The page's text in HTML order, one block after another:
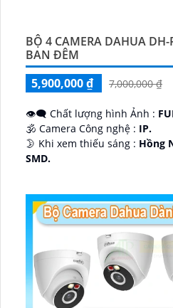
BỘ 4 CAMERA DAHUA
BAN ĐÊM
5,900,000 ₫
7,000,000 ₫
👁️‍🗨 Chất lượng hình Ảnh :
🕉️ Camera Công nghệ : IP.
🌛 Khi xem thiếu sáng : Hồng
SMD.